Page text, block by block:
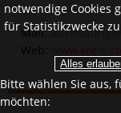
Mail:
Web:
notwendige Cookies
für Statistikzwecke
Bitte wählen Sie aus,
möchten: